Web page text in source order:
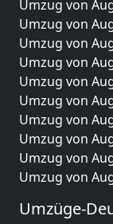
Umzug von
Umzug von
Umzug von
Umzug von
Umzug von
Umzug von
Umzug von
Umzug von
Umzug von
Umzug von
Umzüge-